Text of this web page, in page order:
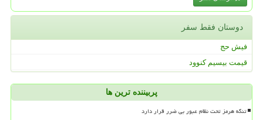
دوستان فقط سفر
فیش حج
قیمت بیسیم کنوود
پربیننده ترین ها
تنگه هرمز تحت نظام عبور بی ضرر قرار دارد